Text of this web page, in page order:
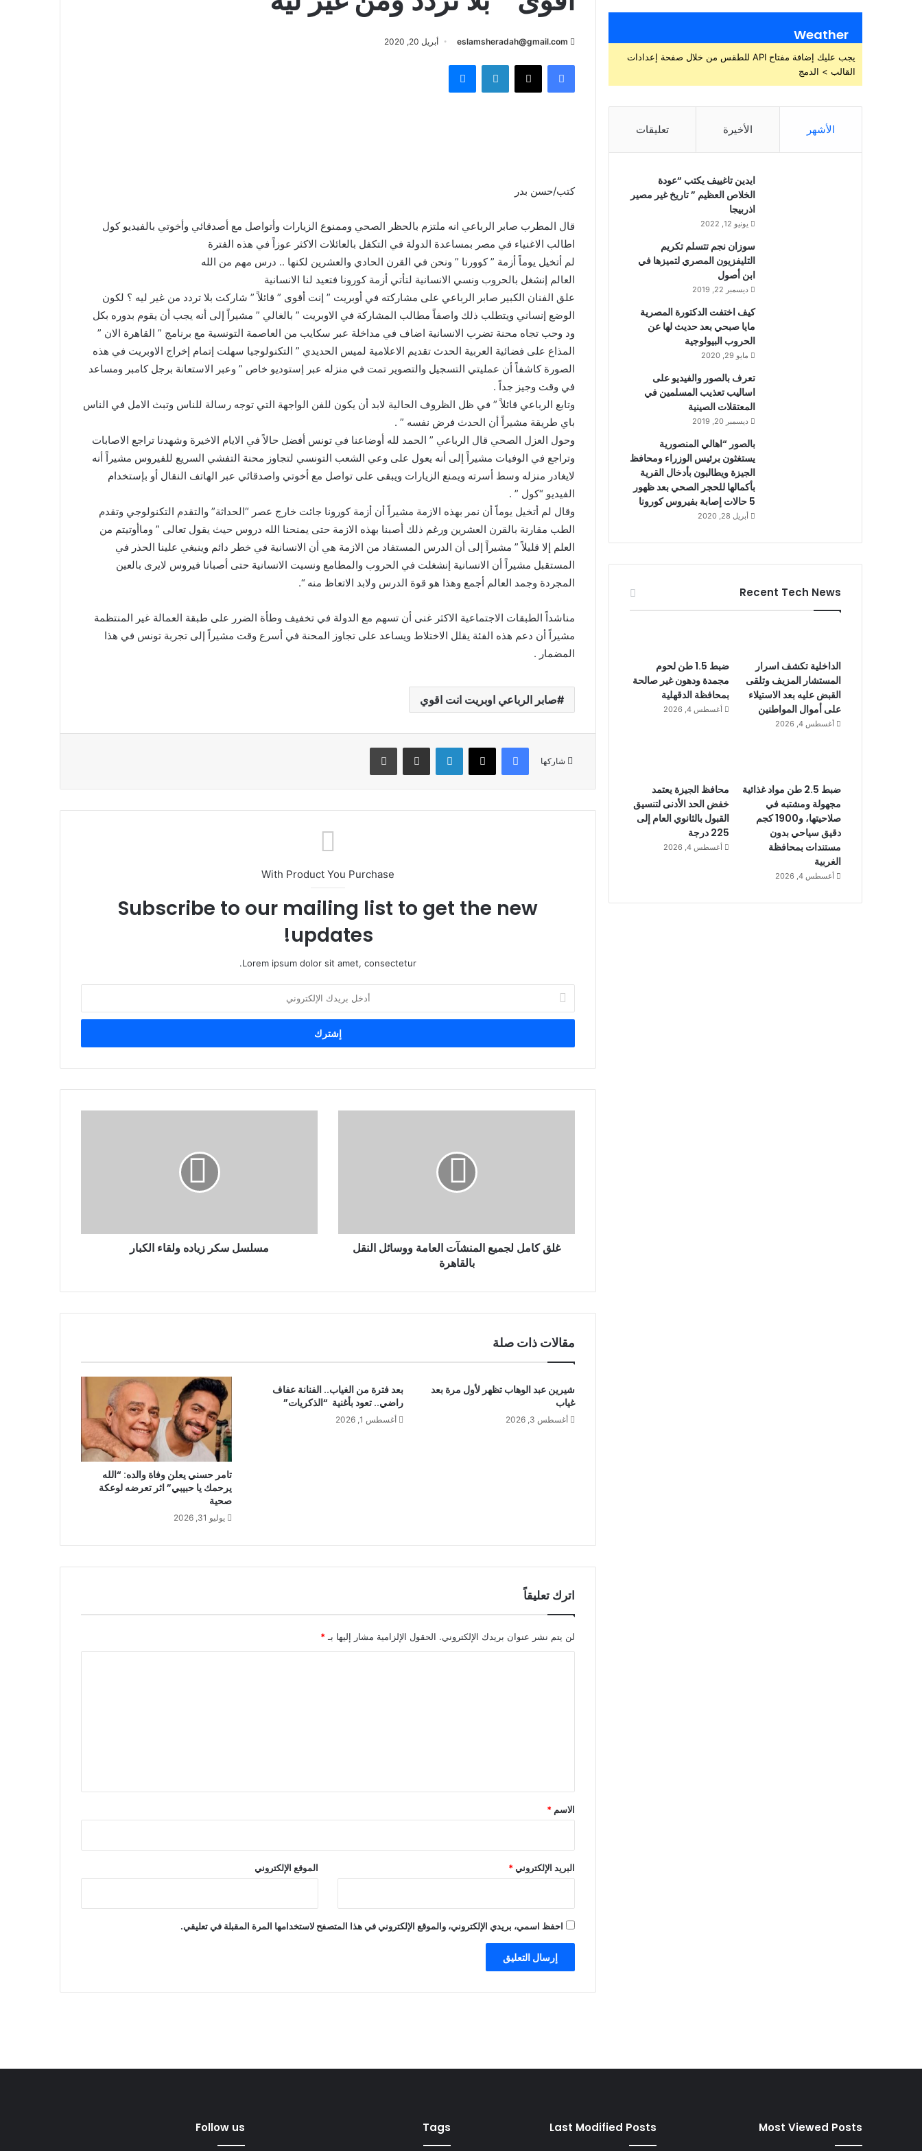
eslamsheradah@gmail.com أبريل 20, 2020
فيسبوك لينكدإن
كتب/حسن بدر
قال المطرب صابر الرباعي انه ملتزم بالحظر الصحي وممنوع الزيارات وأتواصل مع أصدقائي وأخوتي بالفيديو كول
اطالب الاغنياء في مصر بمساعدة الدولة في التكفل بالعائلات الاكثر عوزاً في هذه الفترة
لم أتخيل يوماً أزمة ” كوورنا ” ونحن في القرن الحادي والعشرين لكنها .. درس مهم من الله
العالم إنشغل بالحروب ونسي الانسانية لتأتي أزمة كورونا فتعيد لنا الانسانية
علق الفنان الكبير صابر الرباعي على مشاركته في أوبريت ” إنت أقوى ” قائلاً ” شاركت بلا تردد من غير ليه ؟ لكون
الوضع إنساني ويتطلب ذلك واصفاً مطالب المشاركة في الاوبريت ” بالغالي ” مشيراً إلى أنه يجب أن يقوم بدوره بكل
ود وحب تجاه محنة تضرب الانسانية اضاف في مداخلة عبر سكايب من العاصمة التونسية مع برنامج ” القاهرة الان ”
المذاع على فضائية العربية الحدث تقديم الاعلامية لميس الحديدي ” التكنولوجيا سهلت إتمام إخراج الاوبريت في هذه
الصورة كاشفاً أن عمليتي التسجيل والتصوير تمت في منزله عبر إستوديو خاص ” وعبر الاستعانة برجل كامبر ومساعد
في وقت وجيز جداً .
وتابع الرباعي قائلاً ” في ظل الظروف الحالية لابد أن يكون للفن الواجهة التي توجه رسالة للناس وتبث الامل في الناس
باي طريقة مشيراً أن الحدث فرض نفسه ” .
وحول العزل الصحي قال الرباعي ” الحمد لله أوضاعنا في تونس أفضل حالاً في الايام الاخيرة وشهدنا تراجع الاصابات
وتراجع في الوفيات مشيراً إلى أنه يعول على وعي الشعب التونسي لتجاوز محنة التفشي السريع للفيروس مشيراً أنه
لايغادر منزله وسط أسرته ويمنع الزيارات ويبقى على تواصل مع أخوتي واصدقائي عبر الهاتف النقال أو بإستخدام
الفيديو “كول ” .
وقال لم أتخيل يوماً أن نمر بهذه الازمة مشيراً أن أزمة كورونا جائت خارج عصر “الحداثة” والتقدم التكنولوجي وتقدم
الطب مقارنة بالقرن العشرين ورغم ذلك أصبنا بهذه الازمة حتى يمنحنا الله دروس حيث يقول تعالى ” وماأوتيتم من
العلم إلا قليلاً ” مشيراً إلى أن الدرس المستفاد من الازمة هي أن الانسانية في خطر دائم وينبغي علينا الحذر في
المستقبل مشيراً أن الانسانية إنشغلت في الحروب والمطامع ونسيت الانسانية حتى أصبانا فيروس لايرى بالعين
المجردة وجمد العالم أجمع وهذا هو قوة الدرس ولابد الاتعاظ منه “.
مناشداً الطبقات الاجتماعية الاكثر غنى أن تسهم مع الدولة في تخفيف وطأة الضرر على طبقة العمالة غير المنتظمة
مشيراً أن دعم هذه الفئة يقلل الاختلاط ويساعد على تجاوز المحنة في أسرع وقت مشيراً إلى تجربة تونس في هذا
المضمار .
صابر الرباعي اوبريت انت اقوي
شاركها
فيسبوك لينكدإن
With Product You Purchase
Subscribe to our mailing list to get the new
updates!
Lorem ipsum dolor sit amet, consectetur.
خ
ب
د
ن
غلق كامل لجميع المنشآت العامة ووسائل النقل
بالقاهرة
مسلسل سكر زياده ولقاء الكبار
مقالات ذات صلة
شيرين عبد الوهاب تظهر لأول مرة بعد
غياب
أغسطس 3, 2026
بعد فترة من الغياب.. الفنانة عفاف
راضي.. تعود بأغنية “الذكريات”
أغسطس 1, 2026
تامر حسني يعلن وفاة والده: “الله
يرحمك يا حبيبي” اثر تعرضه لوعكة
صحية
يوليو 31, 2026
اترك تعليقاً
لن يتم نشر عنوان بريدك الإلكتروني. الحقول الإلزامية مشار إليها بـ *
*
الاسم *
البريد الإلكتروني* الموقع الإلكتروني
احفظ اسمي، بريدي الإلكتروني، والموقع الإلكتروني في هذا المتصفح لاستخدامها المرة المقبلة في تعليقي.
Weather
يجب عليك إضافة مفتاح API للطقس من خلال صفحة إعدادات
القالب > الدمج
الأشهر الأخيرة تعليقات
ايدين تاغييف يكتب “عودة
الخلاص العظيم ” تاريخ غير مصير
اذربيجا
يونيو 12, 2022
سوزان نجم تتسلم تكريم
التليفزيون المصري لتميزها في
ابن أصول
ديسمبر 22, 2019
كيف اختفت الدكتورة المصرية
مايا صبحي بعد حديث لها عن
الحروب البيولوجية
مايو 29, 2020
تعرف بالصور والفيديو على
اساليب تعذيب المسلمين في
المعتقلات الصينية
ديسمبر 20, 2019
بالصور “اهالي المنصورية
يستغثون برئيس الوزراء ومحافظ
الجيزة ويطالبون بأدخال القرية
بأكمالها للحجر الصحي بعد ظهور
5 حالات إصابة بفيروس كورونا
أبريل 28, 2020
Recent Tech News
الداخلية تكشف اسرار
المستشار المزيف وتلقى
القبض عليه بعد الاستيلاء
على أموال المواطنين
أغسطس 4, 2026
ضبط 1.5 طن لحوم
مجمدة ودهون غير صالحة
بمحافظة الدقهلية
أغسطس 4, 2026
ضبط 2.5 طن مواد غذائية
مجهولة ومشتبه في
صلاحيتها، و1900 كجم
دقيق سياحي بدون
مستندات بمحافظة
الغربية
أغسطس 4, 2026
محافظ الجيزة يعتمد
خفض الحد الأدنى لتنسيق
القبول بالثانوي العام إلى
225 درجة
أغسطس 4, 2026
Most Viewed Posts
Last Modified Posts
Tags
Follow us